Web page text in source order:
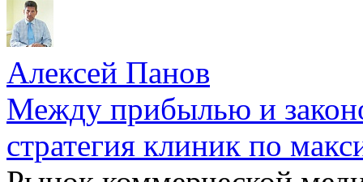
Алексей Панов
Между прибылью и
стратегия клиник по